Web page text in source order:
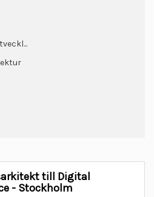
till Digital
- Stockholm